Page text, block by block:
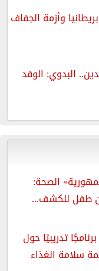
وأزمة الجفاف
البدوي: الوفد
الصحة:
تدريبيًا حول
سلامة الغذاء